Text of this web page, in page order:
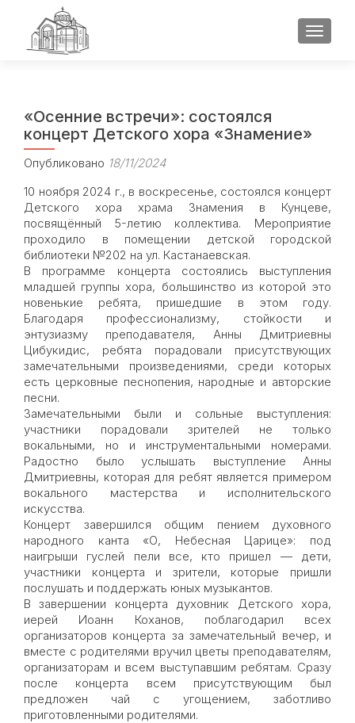
«Осенние встречи»: состоялся
концерт Детского хора «Знамение»
Опубликовано 18/11/2024
10 ноября 2024 г., в воскресенье, состоялся концерт
Детского хора храма Знамения в Кунцеве,
посвящённый 5-летию коллектива. Мероприятие
проходило в помещении детской городской
библиотеки №202 на ул. Кастанаевская.
В программе концерта состоялись выступления
младшей группы хора, большинство из которой это
новенькие ребята, пришедшие в этом году.
Благодаря профессионализму, стойкости и
энтузиазму преподавателя, Анны Дмитриевны
Цибукидис, ребята порадовали присутствующих
замечательными произведениями, среди которых
есть церковные песнопения, народные и авторские
песни.
Замечательными были и сольные выступления:
участники порадовали зрителей не только
вокальными, но и инструментальными номерами.
Радостно было услышать выступление Анны
Дмитриевны, которая для ребят является примером
вокального мастерства и исполнительского
искусства.
Концерт завершился общим пением духовного
народного канта «О, Небесная Царице»: под
наигрыши гуслей пели все, кто пришел — дети,
участники концерта и зрители, которые пришли
послушать и поддержать юных музыкантов.
В завершении концерта духовник Детского хора,
иерей Иоанн Коханов, поблагодарил всех
организаторов концерта за замечательный вечер, и
вместе с родителями вручил цветы преподавателям,
организаторам и всем выступавшим ребятам. Сразу
после концерта всем присутствующим был
предложен чай с угощением, заботливо
приготовленными родителями.